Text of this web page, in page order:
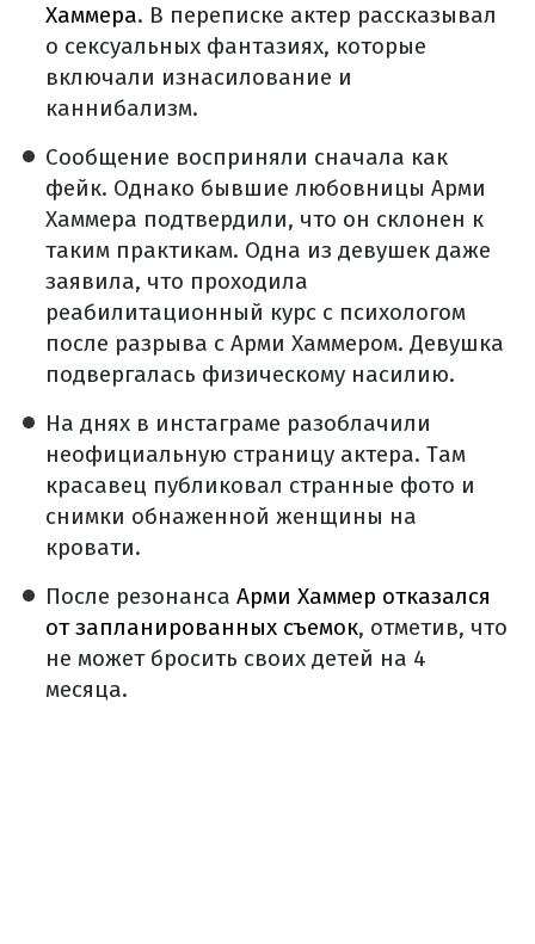
Хаммера. В переписке актер рассказывал
о сексуальных фантазиях, которые
включали изнасилование и
каннибализм.
Сообщение восприняли сначала как
фейк. Однако бывшие любовницы Арми
Хаммера подтвердили, что он склонен к
таким практикам. Одна из девушек даже
заявила, что проходила
реабилитационный курс с психологом
после разрыва с Арми Хаммером. Девушка
подвергалась физическому насилию.
На днях в инстаграме разоблачили
неофициальную страницу актера. Там
красавец публиковал странные фото и
снимки обнаженной женщины на
кровати.
После резонанса Арми Хаммер отказался
от запланированных съемок, отметив, что
не может бросить своих детей на 4
месяца.